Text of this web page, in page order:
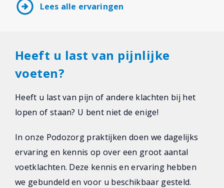
arrow_circle_right Lees alle ervaringen
Heeft u last van pijnlijke
voeten?
Heeft u last van pijn of andere klachten bij het
lopen of staan? U bent niet de enige!
In onze Podozorg praktijken doen we dagelijks
ervaring en kennis op over een groot aantal
voetklachten. Deze kennis en ervaring hebben
we gebundeld en voor u beschikbaar gesteld.